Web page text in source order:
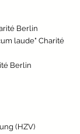
Berlin
laude" Charité
Berlin
(HZV)